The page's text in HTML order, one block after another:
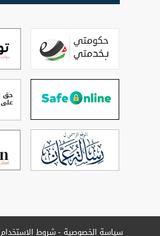
سياسة الخصوصية شروط الاستخدام